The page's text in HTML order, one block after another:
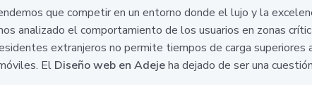
que competir en un entorno donde el lujo y la
analizado el comportamiento de los usuarios en zonas
extranjeros no permite tiempos de carga superiores
El Diseño web en Adejeha dejado de ser una